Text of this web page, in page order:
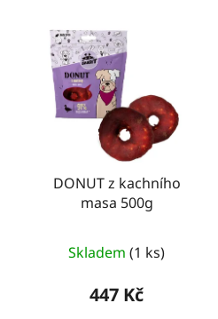
DONUT z kachního
masa 500g
Skladem (1 ks)
447 Kč